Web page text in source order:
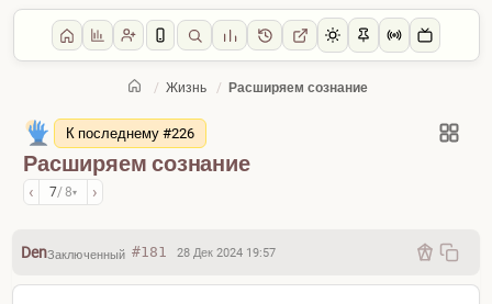
/ Жизнь / Расширяем сознание
Главная / Жизнь
Расширяем сознание
‹ 7/ 8▾ ›
К последнему #226
DenЗаключенный #181 28 Дек 2024 19:57